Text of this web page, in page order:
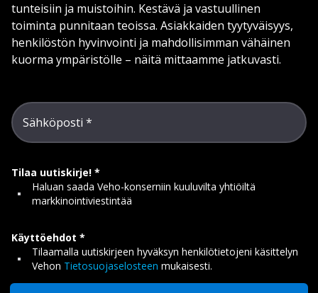
tunteisiin ja muistoihin. Kestävä ja vastuullinen
toiminta punnitaan teoissa. Asiakkaiden tyytyväisyys,
henkilöstön hyvinvointi ja mahdollisimman vähäinen
kuorma ympäristölle – näitä mittaamme jatkuvasti.
Sähköposti
Tilaa uutiskirje!
Haluan saada Veho-konserniin kuuluvilta yhtiöiltä
markkinointiviestintää
Käyttöehdot
Tilaamalla uutiskirjeen hyväksyn henkilötietojeni käsittelyn
Vehon Tietosuojaselosteen mukaisesti.